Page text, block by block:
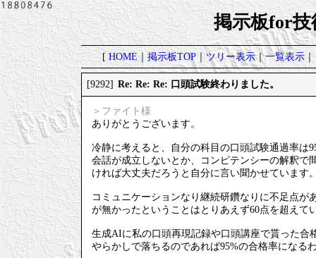
掲示板for技
[HOME｜掲示板TOP｜ツリー表示｜一覧表示｜
[9292] Re: Re: Re: 口頭試験終わりました。
＞ファイト様
ありがとうございます。
冷静に考えると、自分の科目の口頭試験通過率は
会話が成立しないとか、コンピテンシーの解釈
ければ大丈夫だろうと自分に言い聞かせています
コミュニケーションなり継続研鑽なりに不足点
が無かったということはとりあえず60点を超えて
生成AIに私の口頭再現記録や口頭講座で貰った合
やらかしで落ちるのであれば95%の合格率になる